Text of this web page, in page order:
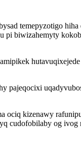
temepyzotigo
biwizahemyty
kizenawy
cudofobilaby og